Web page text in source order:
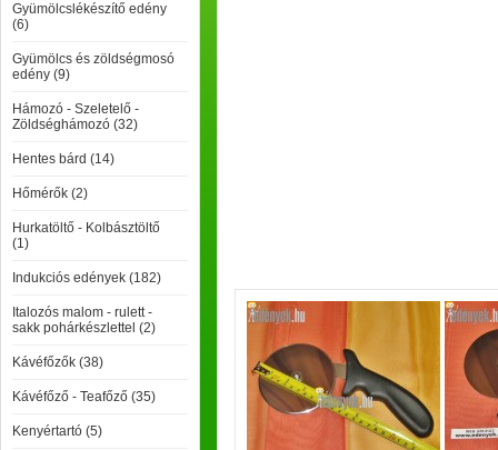
Gyümölcslékészítő edény
(6)
Gyümölcs és zöldségmosó
edény (9)
Hámozó - Szeletelő -
Zöldséghámozó (32)
Hentes bárd (14)
Hőmérők (2)
Hurkatöltő - Kolbásztöltő
(1)
Indukciós edények (182)
Italozós malom - rulett -
sakk pohárkészlettel (2)
Kávéfőzők (38)
Kávéfőző - Teafőző (35)
Kenyértartó (5)